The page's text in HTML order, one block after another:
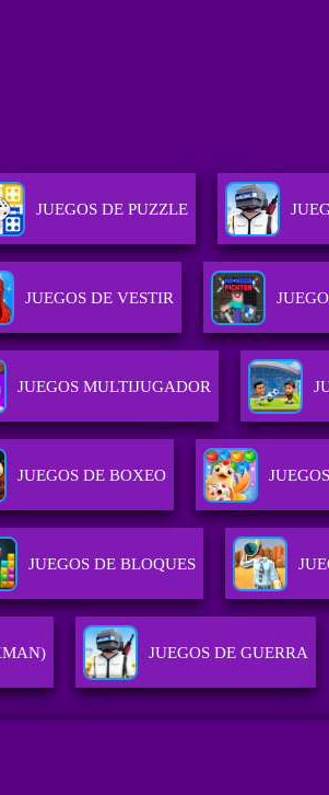
JUEGOS DE PUZZLE
JUEGOS DE VESTIR
JUEGOS MULTIJUGADOR
JUEGOS DE BOXEO
JUEGOS DE BLOQUES
JUEGOS DE GUERRA